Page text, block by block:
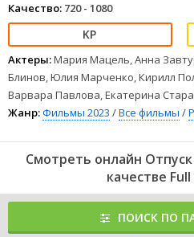
Качество: 720 - 1080
Актеры:Мария Мацель, Анна
Блинов, Юлия Марченко, Кирилл
Варвара Павлова, Екатерина
Жанр:Фильмы 2023 /Все фильмы /
Смотреть онлайн
качестве Full
ПОИСК ПО